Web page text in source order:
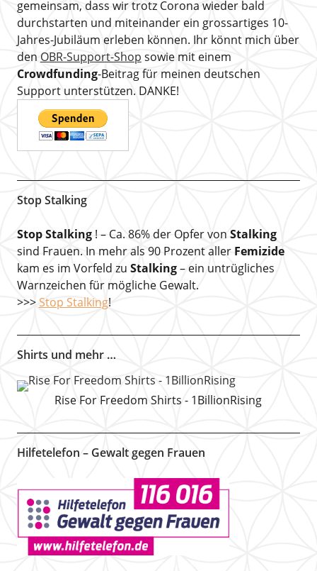
gemeinsam, dass wir trotz Corona wieder bald
durchstarten und miteinander ein grossartiges 10-
Jahres-Jubiläum erleben können. Ihr könnt mich über
den OBR-Support-Shop sowie mit einem
Crowdfunding-Beitrag für meinen deutschen
Support unterstützen. DANKE!
Stop Stalking
Stop Stalking! – Ca. 86% der Opfer von Stalking
sind Frauen. In mehr als 90 Prozent aller Femizide
kam es im Vorfeld zu Stalking– ein untrügliches
Warnzeichen für mögliche Gewalt.
>>> Stop Stalking!
Shirts und mehr …
Rise For Freedom Shirts - 1BillionRising
Hilfetelefon – Gewalt gegen Frauen